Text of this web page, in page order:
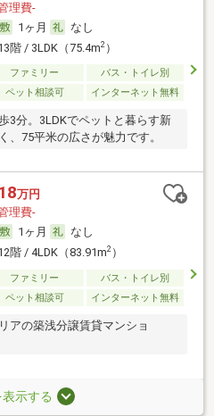
理費-
1ヶ月
なし
階 / 3LDK（75.4m2）
ファミリー
バス・トイレ別
ペット相談可 インターネット無料
3分。3LDKでペットと暮らす新
、75平米の広さが魅力です。
18万円
理費-
1ヶ月
なし
階 / 4LDK（83.91m2）
ファミリー
バス・トイレ別
ペット相談可 インターネット無料
アの築浅分譲賃貸マンショ
示する